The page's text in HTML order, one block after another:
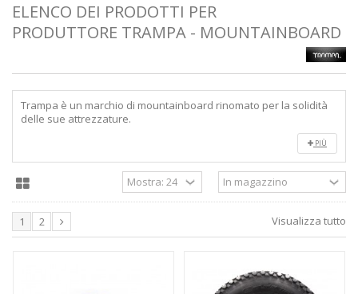
ELENCO DEI PRODOTTI PER
PRODUTTORE TRAMPA - MOUNTAINBOARD
Trampa è un marchio di mountainboard rinomato per la solidità
delle sue attrezzature.
PIÙ
Visualizza tutto
1 2